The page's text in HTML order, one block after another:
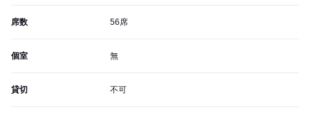
席数 56席
個室 無
貸切 不可